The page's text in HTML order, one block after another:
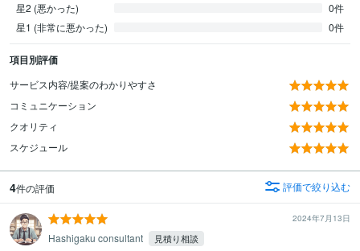
星2 (悪かった)
0件
星1 (非常に悪かった)
0件
項目別評価
サービス内容/提案のわかりやすさ
コミュニケーション
クオリティ
スケジュール
4件の評価 評価で絞り込む
2024年7月13日
Hashigaku consultant 見積り相談